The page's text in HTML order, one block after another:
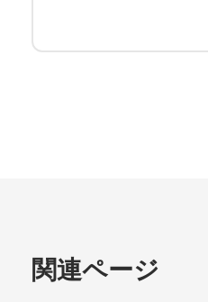
関連ページ